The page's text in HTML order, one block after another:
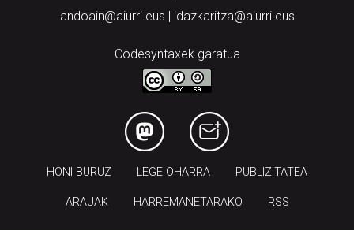
andoain@aiurri.eus | idazkaritza@aiurri.eus
Codesyntaxek garatua
HONI BURUZ LEGE OHARRA PUBLIZITATEA
ARAUAK HARREMANETARAKO RSS